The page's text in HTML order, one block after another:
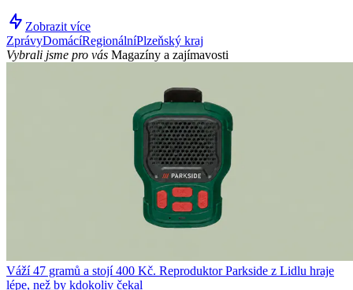
Zobrazit více
ZprávyDomácíRegionálníPlzeňský kraj
Vybrali jsme pro vás Magazíny a zajímavosti
Váží 47 gramů a stojí 400 Kč. Reproduktor Parkside z Lidlu hraje
lépe, než by kdokoliv čekal